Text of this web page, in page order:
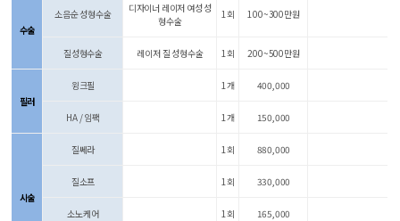
수술
소음순 성형수술
디자이너 레이저 여성 성
형수술
1회 100~300만원
질성형수술 레이저 질 성형수술 1회 200~500만원
필러
윙크필 1개 400,000
HA / 임팩 1개 150,000
시술
질쎄라 1회 880,000
질소프 1회 330,000
소노케어 1회 165,000